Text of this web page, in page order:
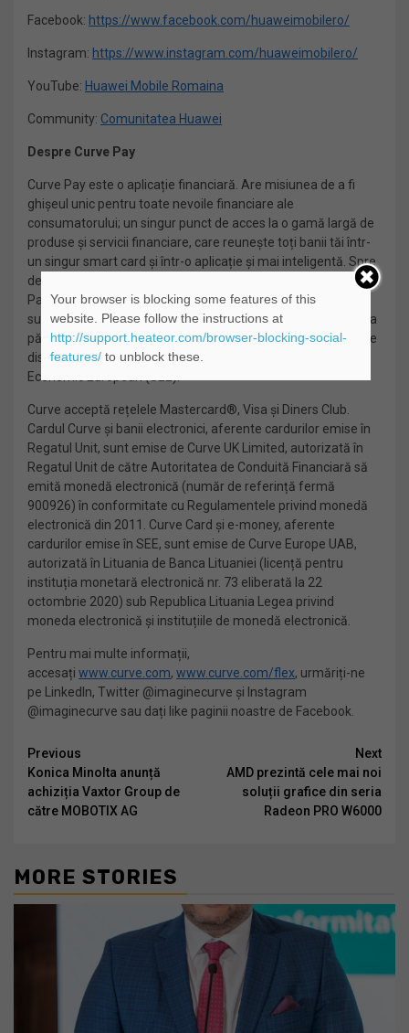
Facebook: https://www.facebook.com/huaweimobilero/
Instagram: https://www.instagram.com/huaweimobilero/
YouTube: Huawei Mobile Romaina
Community: Comunitatea Huawei
Despre Curve Pay
Curve Pay este o aplicație financiară. Are misiunea de a fi
ghișeul unic pentru toate nevoile financiare ale
consumatorului; un singur punct de acces la o gamă largă de
produse și servicii financiare, care reunește toți banii tăi într-
un singur smart card și într-o aplicație și mai inteligentă. Spre
deosebire de alte servicii disponibile pe piață astăzi, Curve
Pay le permite clienților să se conecteze și să-și
supraalimenteze băncile moștenite până în secolul 21, fără a
părăsi banca sau a se înscrie la o nouă bancă. Curve Pay este
disponibil pe 31 de piețe din Regatul Unit și din Spațiul
Economic European (SEE).
Curve acceptă rețelele Mastercard®, Visa și Diners Club.
Cardul Curve și banii electronici, aferente cardurilor emise în
Regatul Unit, sunt emise de Curve UK Limited, autorizată în
Regatul Unit de către Autoritatea de Conduită Financiară să
emită monedă electronică (număr de referință fermă
900926) în conformitate cu Regulamentele privind monedă
electronică din 2011. Curve Card și e-money, aferente
cardurilor emise în SEE, sunt emise de Curve Europe UAB,
autorizată în Lituania de Banca Lituaniei (licență pentru
instituția monetară electronică nr. 73 eliberată la 22
octombrie 2020) sub Republica Lituania Legea privind
moneda electronică și instituțiile de monedă electronică.
Pentru mai multe informații,
accesați www.curve.com, www.curve.com/flex, urmăriți-ne
pe LinkedIn, Twitter @imaginecurve și Instagram
@imaginecurve sau dați like paginii noastre de Facebook.
Continue
Reading
Previous
Konica Minolta anunță
achiziția Vaxtor Group de
către MOBOTIX AG
Next
AMD prezintă cele mai noi
soluții grafice din seria
Radeon PRO W6000
MORE STORIES
Your browser is blocking some features of this
website. Please follow the instructions at
http://support.heateor.com/browser-blocking-social-
features/ to unblock these.